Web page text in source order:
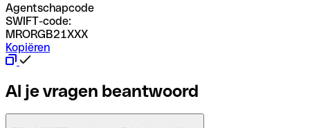
Agentschapcode
SWIFT-code:
MRORGB21XXX
Kopiëren
Al je vragen beantwoord